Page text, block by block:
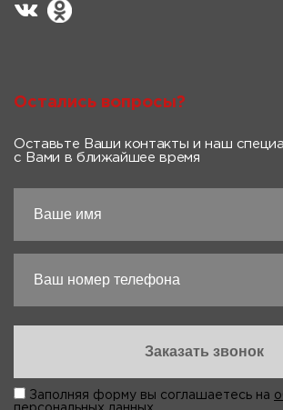
Остались вопросы?
Оставьте Ваши контакты и наш
с Вами в ближайшее время
Заполняя форму вы соглашаетесь на